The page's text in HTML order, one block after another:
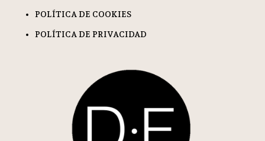
POLÍTICA DE COOKIES
POLÍTICA DE PRIVACIDAD